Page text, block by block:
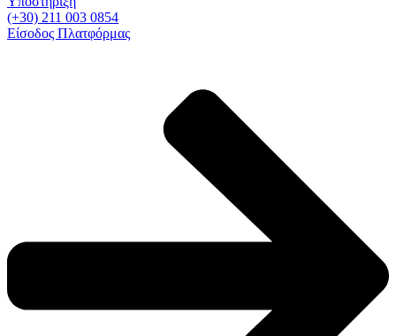
(+30) 211 003 0854
Είσοδος Πλατφόρμας